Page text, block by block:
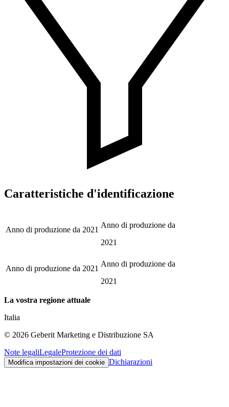
Caratteristiche d'identificazione
Anno di produzione da 2021
Anno di produzione da
2021
Anno di produzione da 2021
Anno di produzione da
2021
La vostra regione attuale
Italia
© 2026 Geberit Marketing e Distribuzione SA
Note legaliLegaleProtezione dei dati
Modifica impostazioni dei cookie Dichiarazioni